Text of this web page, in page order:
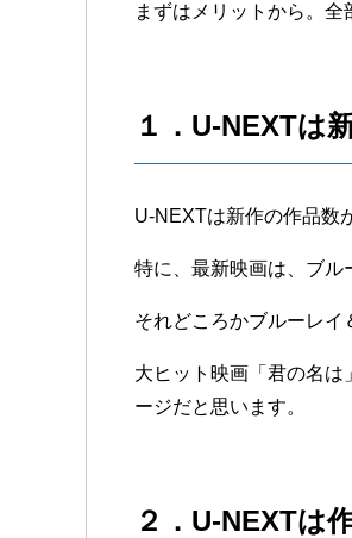
まずはメリットから。全
１．U-NEXTは
U-NEXTは新作の作品数
特に、最新映画は、ブル
それどころかブルーレイ
大ヒット映画「君の名
ージだと思います。
２．U-NEXTは